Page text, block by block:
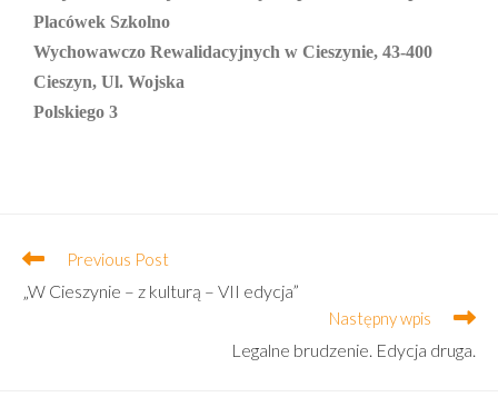
Placówek Szkolno
Wychowawczo Rewalidacyjnych w Cieszynie, 43-400
Cieszyn, Ul. Wojska
Polskiego 3
Previous Post
„W Cieszynie – z kulturą – VII edycja”
Następny wpis
Legalne brudzenie. Edycja druga.